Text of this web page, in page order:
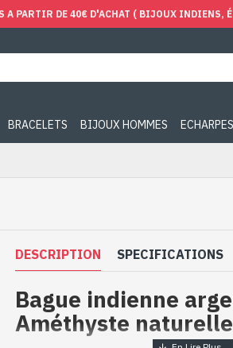
A PARTIR DE 40€ D'ACHAT ( BIJOUX INDIENS,
BRACELETS BIJOUX HOMMES ECHARPES
DESCRIPTION SPECIFICATIONS
Bague indienne
Améthyste